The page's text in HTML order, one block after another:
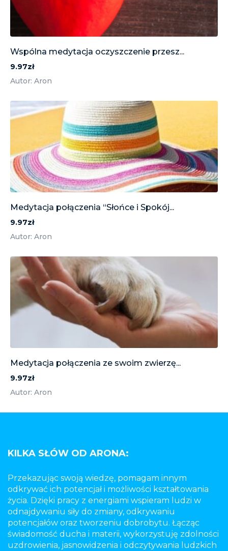
Wspólna medytacja oczyszczenie przesz...
9.97zł
Autor: Aron
Medytacja połączenia “Słońce i Spokój...
9.97zł
Autor: Aron
Medytacja połączenia ze swoim zwierzę...
9.97zł
Autor: Aron
KILKA SŁÓW OD ARONA:
Przekazując swoją wiedzę, pomagam innym
odkrywać ich potencjał i możliwości kształtowania
życia. Dzięki pracy z energiami wspieram ludzi w
odnajdywaniu siły do zmiany, odkrywaniu
potencjałów oraz tworzeniu dobrobytu. Łącząc
świadomość ducha i materii, wykorzystuję zdolności
uzdrowienia, jasnowidzenia i odczytywania ludzkich